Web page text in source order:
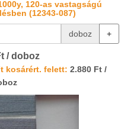
120-as vastagságú
(12343-087)
doboz +
/ doboz
kosárért. felett: 2.880 Ft /